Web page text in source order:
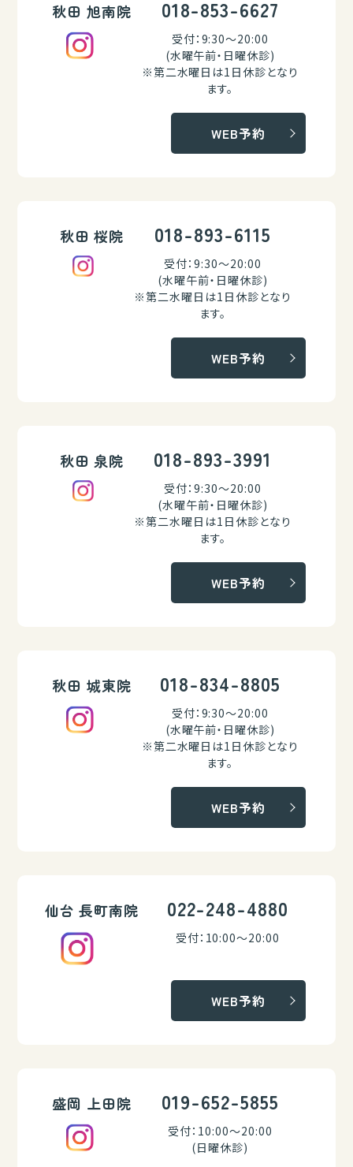
秋田 旭南院 018-853-6627
受付：9:30～20:00
(水曜午前・日曜休診)
※第二水曜日は1日休診となり
ます。
WEB予約
秋田 桜院 018-893-6115
受付：9:30～20:00
(水曜午前・日曜休診)
※第二水曜日は1日休診となり
ます。
WEB予約
秋田 泉院 018-893-3991
受付：9:30～20:00
(水曜午前・日曜休診)
※第二水曜日は1日休診となり
ます。
WEB予約
秋田 城東院 018-834-8805
受付：9:30～20:00
(水曜午前・日曜休診)
※第二水曜日は1日休診となり
ます。
WEB予約
仙台 長町南院 022-248-4880
受付：10:00～20:00
WEB予約
盛岡 上田院 019-652-5855
受付：10:00～20:00
(日曜休診)